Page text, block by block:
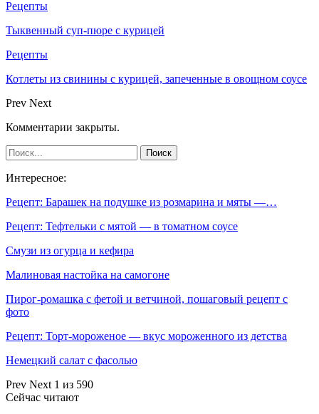
Рецепты
Тыквенный суп-пюре с курицей
Рецепты
Котлеты из свинины с курицей, запеченные в овощном соусе
Prev Next
Комментарии закрыты.
Интересное:
Рецепт: Барашек на подушке из розмарина и мяты —…
Рецепт: Тефтельки с мятой — в томатном соусе
Смузи из огурца и кефира
Малиновая настойка на самогоне
Пирог-ромашка с фетой и ветчиной, пошаговый рецепт с
фото
Рецепт: Торт-мороженое — вкус мороженного из детства
Немецкий салат с фасолью
Prev Next 1 из 590
Сейчас читают